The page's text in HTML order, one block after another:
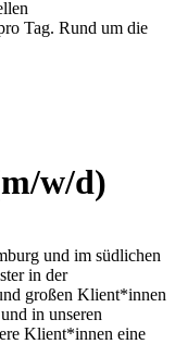
Tag. Rund um die
w/d)
und im südlichen
in der
großen Klient*innen
in unseren
Klient*innen eine